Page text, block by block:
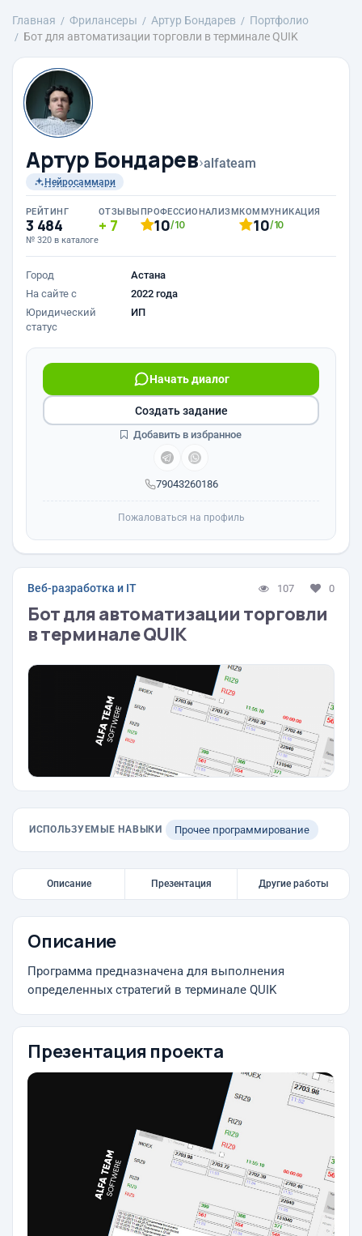
Главная Фрилансеры Артур Бондарев
Портфолио
Бот для автоматизации торговли в терминале QUIK
Артур Бондарев›alfateam
Нейросаммари
РЕЙТИНГ
3 484
№ 320 в каталоге
ОТЗЫВЫ
7
ПРОФЕССИОНАЛИЗМ
10/10
КОММУНИКАЦИЯ
10/10
Город
Астана
На сайте с
2022 года
Юридический
статус
ИП
79043260186
Начать диалог
Создать задание
Добавить в избранное
Пожаловаться на профиль
Веб-разработка и IT 107 0
Бот для автоматизации торговли
в терминале QUIK
ИСПОЛЬЗУЕМЫЕ НАВЫКИ Прочее программирование
Описание Презентация Другие работы
Описание
Программа предназначена для выполнения
определенных стратегий в терминале QUIK
Презентация проекта